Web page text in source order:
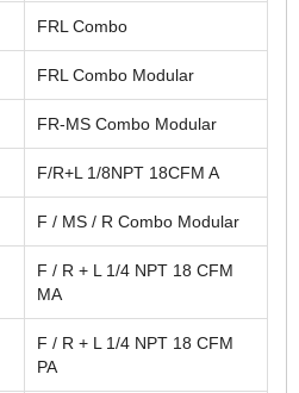
FRL Combo
FRL Combo Modular
FR-MS Combo Modular
F/R+L 1/8NPT 18CFM A
F / MS / R Combo Modular
F / R + L 1/4 NPT 18 CFM
MA
F / R + L 1/4 NPT 18 CFM
PA